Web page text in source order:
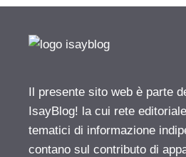
Il presente sito web è parte
IsayBlog! la cui rete
tematici di informazione
contano sul contributo di